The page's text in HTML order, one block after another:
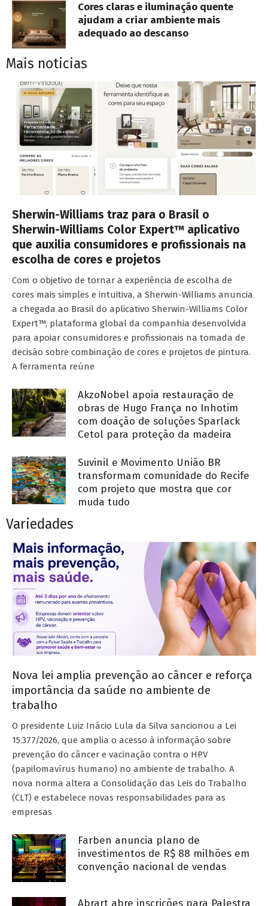
Cores claras e iluminação quente
ajudam a criar ambiente mais
adequado ao descanso
Mais noticias
Sherwin-Williams traz para o Brasil o
Sherwin-Williams Color Expert™ aplicativo
que auxilia consumidores e profissionais na
escolha de cores e projetos
Com o objetivo de tornar a experiência de escolha de
cores mais simples e intuitiva, a Sherwin-Williams anuncia
a chegada ao Brasil do aplicativo Sherwin-Williams Color
Expert™, plataforma global da companhia desenvolvida
para apoiar consumidores e profissionais na tomada de
decisão sobre combinação de cores e projetos de pintura.
A ferramenta reúne
AkzoNobel apoia restauração de
obras de Hugo França no Inhotim
com doação de soluções Sparlack
Cetol para proteção da madeira
Suvinil e Movimento União BR
transformam comunidade do Recife
com projeto que mostra que cor
muda tudo
Variedades
Nova lei amplia prevenção ao câncer e reforça
importância da saúde no ambiente de
trabalho
O presidente Luiz Inácio Lula da Silva sancionou a Lei
15.377/2026, que amplia o acesso à informação sobre
prevenção do câncer e vacinação contra o HPV
(papilomavírus humano) no ambiente de trabalho. A
nova norma altera a Consolidação das Leis do Trabalho
(CLT) e estabelece novas responsabilidades para as
empresas
Farben anuncia plano de
investimentos de R$ 88 milhões em
convenção nacional de vendas